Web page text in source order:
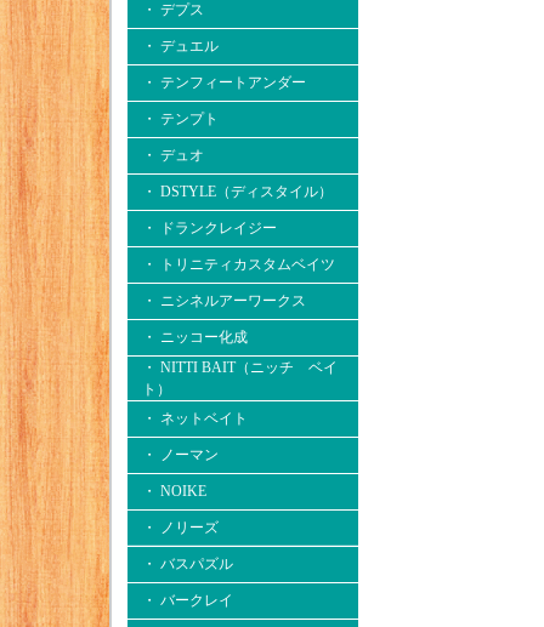
・ デプス
・ デュエル
・ テンフィートアンダー
・ テンプト
・ デュオ
・ DSTYLE（ディスタイル）
・ ドランクレイジー
・ トリニティカスタムベイツ
・ ニシネルアーワークス
・ ニッコー化成
・ NITTI BAIT（ニッチ ベイ
ト）
・ ネットベイト
・ ノーマン
・ NOIKE
・ ノリーズ
・ バスパズル
・ バークレイ